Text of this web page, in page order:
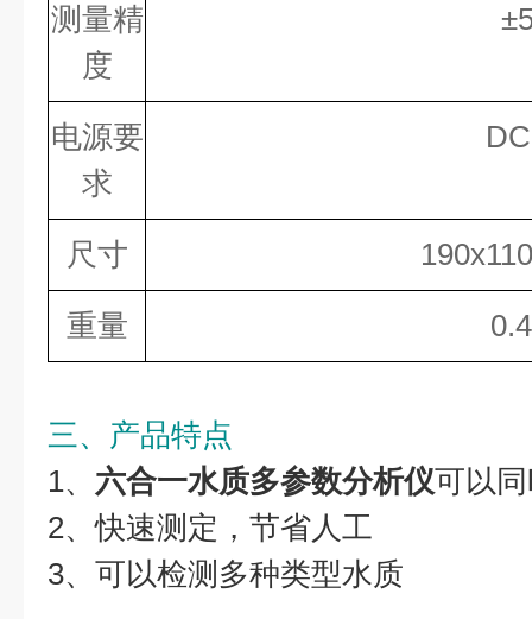
测量精
度
电源要
求
尺寸
重量
三、产品特点
1、 六合一水质多参数分析仪可以
2、快速测定，节省人工
3、可以检测多种类型水质